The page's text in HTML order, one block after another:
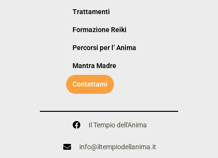
Trattamenti
Formazione Reiki
Percorsi per l’ Anima
Mantra Madre
Contattami
Il Tempio dell'Anima
info@iltempiodellanima.it